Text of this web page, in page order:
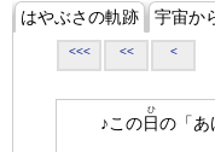
はやぶさの軌跡 宇宙か
<<< << <
♪この日
ひ
の「あ